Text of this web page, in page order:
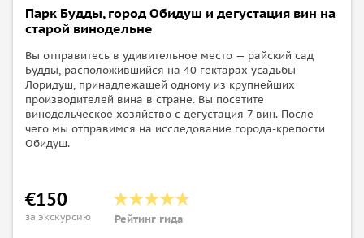
Парк Будды, город Обидуш и дегустация вин на
старой винодельне
Вы отправитесь в удивительное место — райский сад
Будды, расположившийся на 40 гектарах усадьбы
Лоридуш, принадлежащей одному из крупнейших
производителей вина в стране. Вы посетите
винодельческое хозяйство с дегустация 7 вин. После
чего мы отправимся на исследование города-крепости
Обидуш.
€150
за экскурсию Рейтинг гида